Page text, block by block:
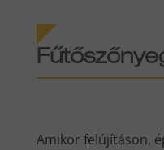
Amikor felújításon,